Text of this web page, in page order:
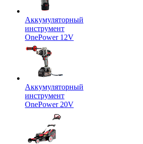
Аккумуляторный
инструмент
OnePower 12V
Аккумуляторный
инструмент
OnePower 20V